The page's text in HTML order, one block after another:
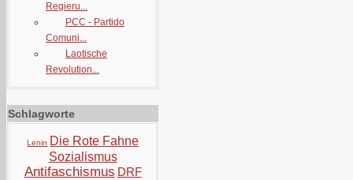
Regieru...
PCC - Partido
Comuni...
Laotische
Revolution...
Schlagworte
Lenin Die Rote Fahne
Sozialismus
Antifaschismus DRF